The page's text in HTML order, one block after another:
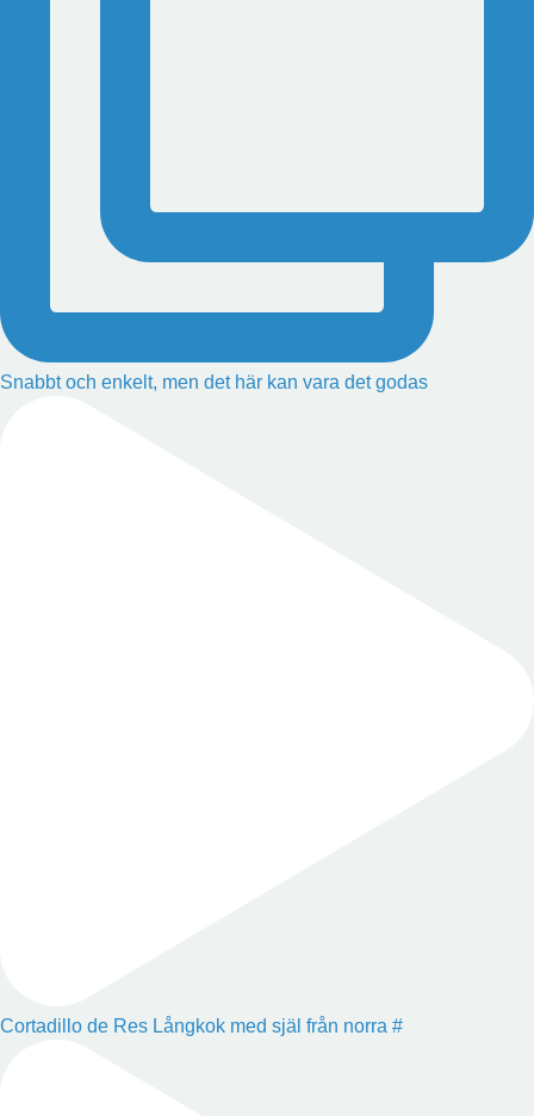
Snabbt och enkelt, men det här kan vara det godas
Cortadillo de Res Långkok med själ från norra #